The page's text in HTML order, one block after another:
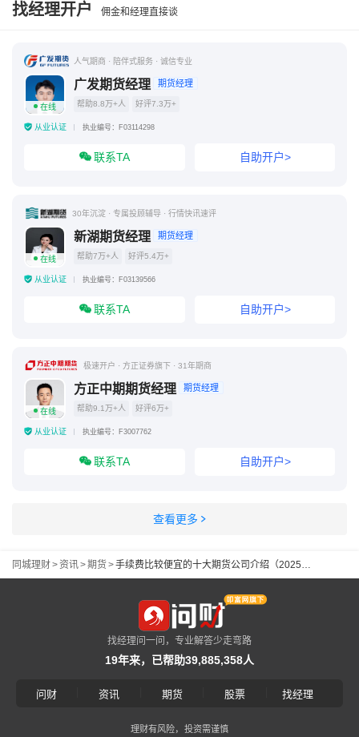
期货手续费怎么收取的
期货公司排名
找经理开户 佣金和经理直接谈
人气期商 · 陪伴式服务 · 诚信专业
在线
广发期货经理 期货经理
帮助8.8万+人 好评7.3万+
从业认证 执业编号：F03114298
联系TA 自助开户>
30年沉淀 · 专属投顾辅导 · 行情快讯速评
在线
新湖期货经理 期货经理
帮助7万+人 好评5.4万+
从业认证 执业编号：F03139566
联系TA 自助开户>
极速开户 · 方正证券旗下 · 31年期商
在线
方正中期期货经理 期货经理
帮助9.1万+人 好评6万+
从业认证 执业编号：F3007762
联系TA 自助开户>
查看更多
同城理财>资讯>期货> 手续费比较便宜的十大期货公司介绍（2025开户必看）
找经理问一问，专业解答少走弯路
19年来，已帮助39,885,358人
问财 资讯 期货 股票 找经理
理财有风险，投资需谨慎